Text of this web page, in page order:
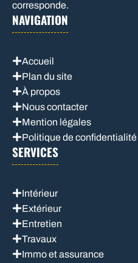
corresponde.
NAVIGATION
Accueil
Plan du site
À propos
Nous contacter
Mention légales
Politique de confidentialité
SERVICES
Intérieur
Extérieur
Entretien
Travaux
Immo et assurance